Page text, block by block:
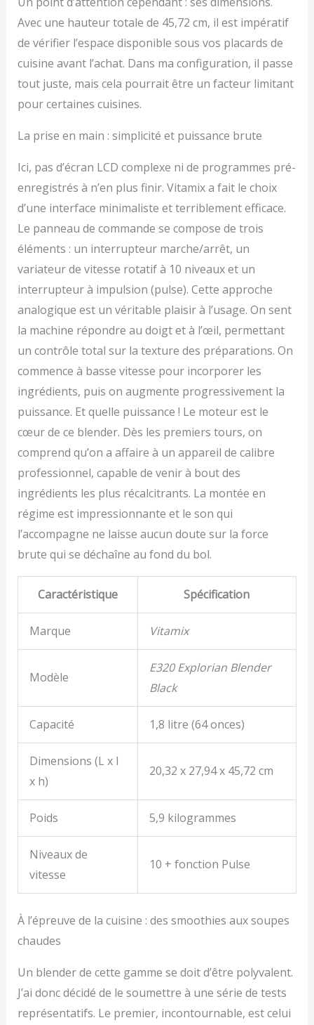
Avec une hauteur totale de 45,72 cm, il est impératif
de vérifier l’espace disponible sous vos placards de
cuisine avant l’achat. Dans ma configuration, il passe
tout juste, mais cela pourrait être un facteur limitant
pour certaines cuisines.
La prise en main : simplicité et puissance brute
Ici, pas d’écran LCD complexe ni de programmes pré-
enregistrés à n’en plus finir. Vitamix a fait le choix
d’une interface minimaliste et terriblement efficace.
Le panneau de commande se compose de trois
éléments : un interrupteur marche/arrêt, un
variateur de vitesse rotatif à 10 niveaux et un
interrupteur à impulsion (pulse). Cette approche
analogique est un véritable plaisir à l’usage. On sent
la machine répondre au doigt et à l’œil, permettant
un contrôle total sur la texture des préparations. On
commence à basse vitesse pour incorporer les
ingrédients, puis on augmente progressivement la
puissance. Et quelle puissance ! Le moteur est le
cœur de ce blender. Dès les premiers tours, on
comprend qu’on a affaire à un appareil de calibre
professionnel, capable de venir à bout des
ingrédients les plus récalcitrants. La montée en
régime est impressionnante et le son qui
l’accompagne ne laisse aucun doute sur la force
brute qui se déchaîne au fond du bol.
Caractéristique Spécification
Marque Vitamix
Modèle
E320 Explorian Blender
Black
Capacité 1,8 litre (64 onces)
Dimensions (L x l
x h)
20,32 x 27,94 x 45,72 cm
Poids 5,9 kilogrammes
Niveaux de
vitesse
10 + fonction Pulse
À l’épreuve de la cuisine : des smoothies aux soupes
chaudes
Un blender de cette gamme se doit d’être polyvalent.
J’ai donc décidé de le soumettre à une série de tests
représentatifs. Le premier, incontournable, est celui